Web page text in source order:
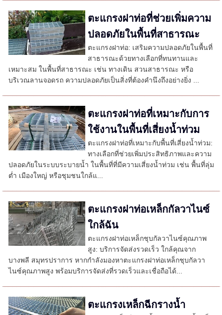
ตะแกรงฝาท่อที่ช่วยเพิ่มความ
ปลอดภัยในพื้นที่สาธารณะ
ตะแกรงฝาท่อ: เสริมความปลอดภัยในพื้นที่
สาธารณะด้วยทางเลือกที่ทนทานและ
เหมาะสม ในพื้นที่สาธารณะ เช่น ทางเดิน สวนสาธารณะ หรือ
บริเวณลานจอดรถ ความปลอดภัยเป็นสิ่งที่ต้องคำนึงถึงอย่างยิ่ง ...
ตะแกรงฝาท่อที่เหมาะกับการ
ใช้งานในพื้นที่เสี่ยงน้ำท่วม
ตะแกรงฝาท่อที่เหมาะกับพื้นที่เสี่ยงน้ำท่วม:
ทางเลือกที่ช่วยเพิ่มประสิทธิภาพและความ
ปลอดภัยในระบบระบายน้ำ ในพื้นที่ที่มีความเสี่ยงน้ำท่วม เช่น พื้นที่ลุ่ม
ต่ำ เมืองใหญ่ หรือชุมชนใกล้แ...
ตะแกรงฝาท่อเหล็กกัลวาไนซ์
ใกล้ฉัน
ตะแกรงฝาท่อเหล็กชุบกัลวาไนซ์คุณภาพ
สูง: บริการจัดส่งรวดเร็ว ใกล้คุณจาก
บางพลี สมุทรปราการ หากกำลังมองหาตะแกรงฝาท่อเหล็กชุบกัลวา
ไนซ์คุณภาพสูง พร้อมบริการจัดส่งที่รวดเร็วและเชื่อถือได้...
ตะแกรงเหล็กฉีกรางน้ำ